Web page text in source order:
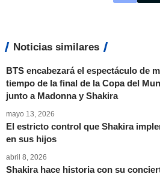
Noticias similares
BTS encabezará el espectáculo de
tiempo de la final de la Copa del
junto a Madonna y Shakira
mayo 13, 2026
El estricto control que Shakira
en sus hijos
abril 8, 2026
Shakira hace historia con su